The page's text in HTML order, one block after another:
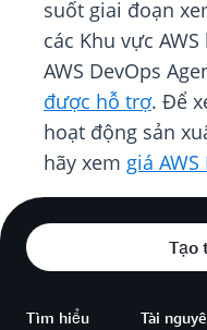
suốt giai đoạn
các Khu vực
AWS DevOps
được hỗ trợ. Để
hoạt động sản
hãy xem giá
Tạo
Tìm hiểu Tài